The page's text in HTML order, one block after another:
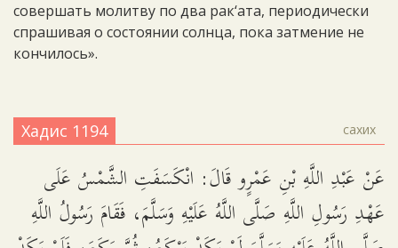
совершать молитву по два рак‘ата, периодически
спрашивая о состоянии солнца, пока затмение не
кончилось».
Хадис 1194 сахих
عَنْ عَبْدِ اللَّهِ بْنِ عَمْرٍو قَالَ: انْكَسَفَتِ الشَّمْسُ عَلَى
عَهْدِ رَسُولِ اللَّهِ صَلَّى اللَّهُ عَلَيْهِ وَسَلَّمَ، فَقَامَ رَسُولُ اللَّهِ